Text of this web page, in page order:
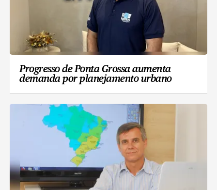
Progresso de Ponta Grossa aumenta
demanda por planejamento urbano